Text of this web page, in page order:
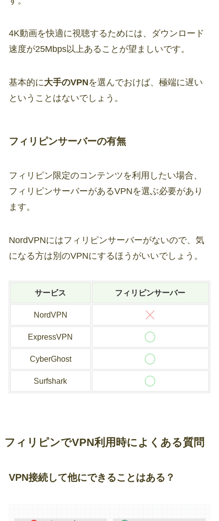
4K動画を快適に視聴するためには、ダウンロード
速度が25Mbps以上あることが望ましいです。
基本的に大手のVPNを選んでおけば、極端に遅い
ということはないでしょう。
フィリピンサーバーの有無
フィリピン限定のコンテンツを利用したい場合、
フィリピンサーバーがあるVPNを選ぶ必要があり
ます。
NordVPNにはフィリピンサーバーがないので、気
になる方は別のVPNにするほうがいいでしょう。
サービス フィリピンサーバー
NordVPN
ExpressVPN
CyberGhost
Surfshark
フィリピンでVPN利用時によくある質問
VPN接続して他にできることはある？